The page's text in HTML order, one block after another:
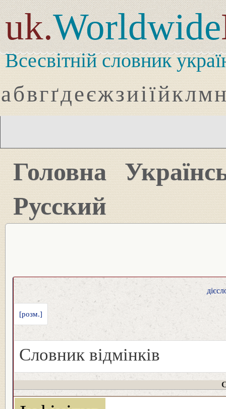
uk.Worldwide
Всесвітній словник
абвгґдеєжзиіїйклмн
Головна
Русский
[розм.]
Словник відмінків